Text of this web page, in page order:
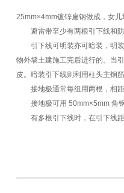
25mm×4mm镀锌扁钢做成，女
避雷带至少有两根引下线和防
引下线可明装亦可暗装，明装
物外墙土建施工完后进行的。当
皮。暗装引下线则利用柱头主钢
接地极通常每组用两根，相距
接地极可用 50mm×5mm 角钢
有多根引下线时，在引下线距